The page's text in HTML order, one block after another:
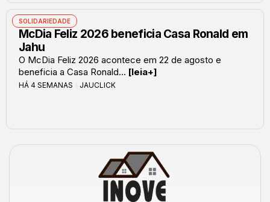
SOLIDARIEDADE
McDia Feliz 2026 beneficia Casa Ronald em
Jahu
O McDia Feliz 2026 acontece em 22 de agosto e
beneficia a Casa Ronald... [leia+]
HÁ 4 SEMANAS JAUCLICK